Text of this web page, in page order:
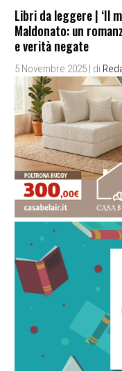
Libri da leggere | ‘Il
Maldonato: un
e verità negate
5 Novembre 2025 | di